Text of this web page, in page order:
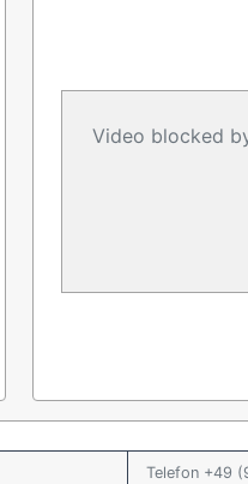
Video blocked
Telefon +49